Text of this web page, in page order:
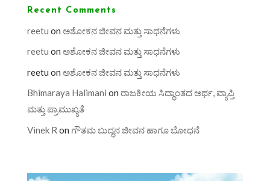
Recent Comments
reetu on ಅಶೋಕನ ಜೀವನ ಮತ್ತು ಸಾಧನೆಗಳು
reetu on ಅಶೋಕನ ಜೀವನ ಮತ್ತು ಸಾಧನೆಗಳು
reetu on ಅಶೋಕನ ಜೀವನ ಮತ್ತು ಸಾಧನೆಗಳು
Bhimaraya Halimani on ರಾಜಕೀಯ ಸಿದ್ಧಾಂತದ ಅರ್ಥ, ವ್ಯಾಪ್ತಿ
ಮತ್ತು ಪ್ರಾಮುಖ್ಯತೆ
Vinek R on ಗೌತಮ ಬುದ್ಧನ ಜೀವನ ಹಾಗೂ ಬೋಧನೆ